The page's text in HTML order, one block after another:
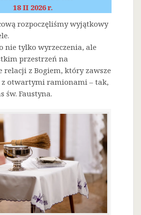
18 II 2026 r.
rozpoczęliśmy wyjątkowy
nie tylko wyrzeczenia, ale
przestrzeń na
relacji z Bogiem, który zawsze
z otwartymi ramionami – tak,
św. Faustyna.